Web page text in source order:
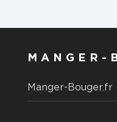
MANGER-
Manger-Bouger.fr